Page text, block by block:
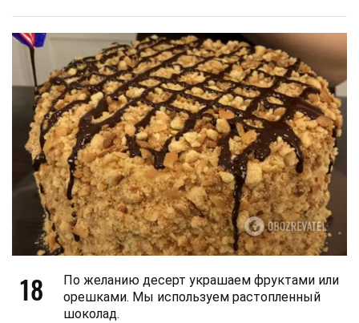
18
По желанию десерт украшаем фруктами или
орешками. Мы используем растопленный
шоколад.